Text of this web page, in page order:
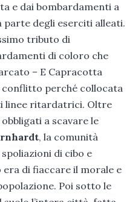
e dai bombardamenti a
degli eserciti alleati.
tributo di
di coloro che
– E Capracotta
conflitto perché collocata
linee ritardatrici. Oltre
a scavare le
, la comunità
di cibo e
era di fiaccare il morale e
Poi sotto le